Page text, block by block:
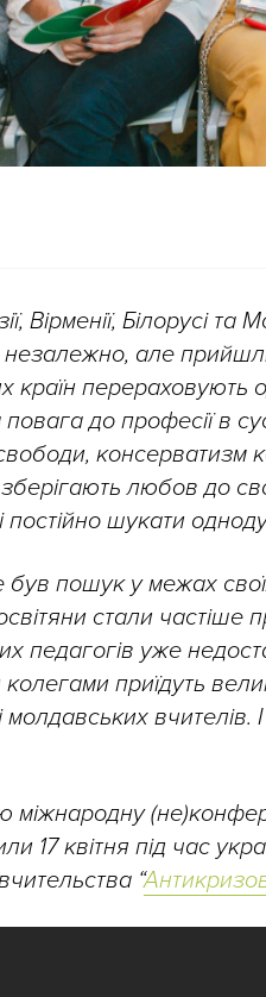
Вірменії, Білорусі
але
країн
до професії в
консерватизм
любов до
постійно шукати
був пошук у межах
стали
педагогів уже
приїдуть
вчителів.
міжнародну
17 квітня під час
“